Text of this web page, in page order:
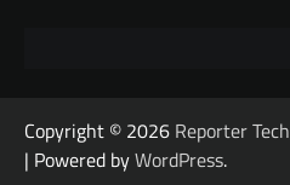
Copyright © 2026 Reporter Tech
| Powered byWordPress.